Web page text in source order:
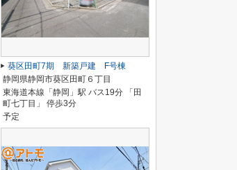
葵区田町7期 新築戸建 F号棟
静岡県静岡市葵区田町６丁目
東海道本線「静岡」駅 バス19分 「田
町七丁目」 停歩3分
予定